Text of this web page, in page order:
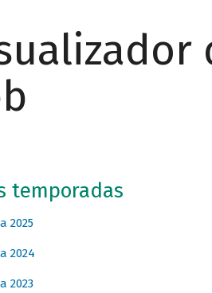
temporadas
2025
2024
2023